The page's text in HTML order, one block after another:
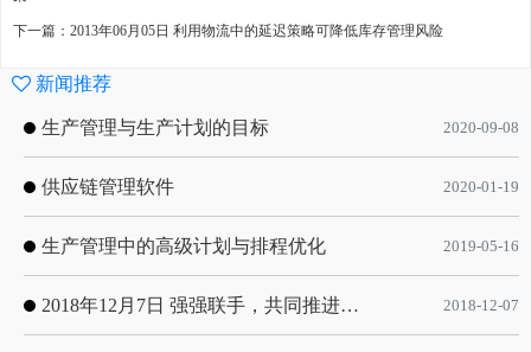
下一篇：2013年06月05日 利用物流中的延迟策略可降低库存管理风险
新闻推荐
生产管理与生产计划的目标 2020-09-08
供应链管理软件 2020-01-19
生产管理中的高级计划与排程优化 2019-05-16
2018年12月7日 强强联手，共同推进电子器件领域APS应用典范 风华高科生产自动化工业互联网应用项目-APS项目启动会 2018-12-07